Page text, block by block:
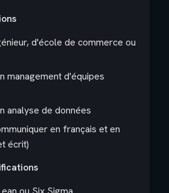
d'école de commerce ou
management d'équipes
analyse de données
en français et en
écrit)